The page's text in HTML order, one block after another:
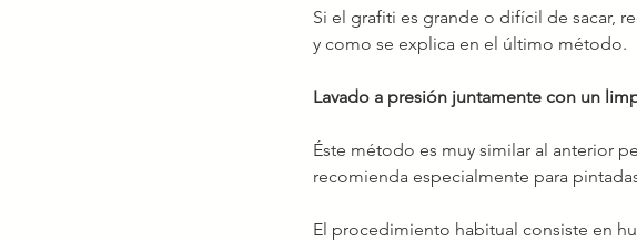
Si el grafiti es grande o difícil de sacar,
y como se explica en el último método.
Lavado a presión juntamente con un
Éste método es muy similar al anterior
recomienda especialmente para
El procedimiento habitual consiste en